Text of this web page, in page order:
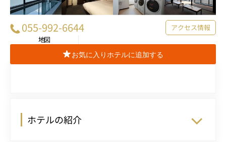
055-992-6644
アクセス情報
地図
お気に入りホテルに追加する
ホテルの紹介